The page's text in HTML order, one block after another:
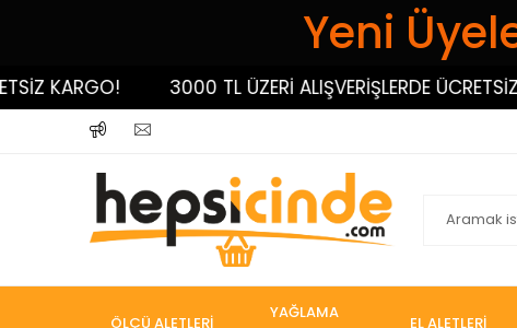
Yeni
KARGO! 3000 TL ÜZERİ ALIŞVERİŞLERDE ÜCRETSİZ
ÖLÇÜ ALETLERİ
YAĞLAMA
EL ALETLERİ